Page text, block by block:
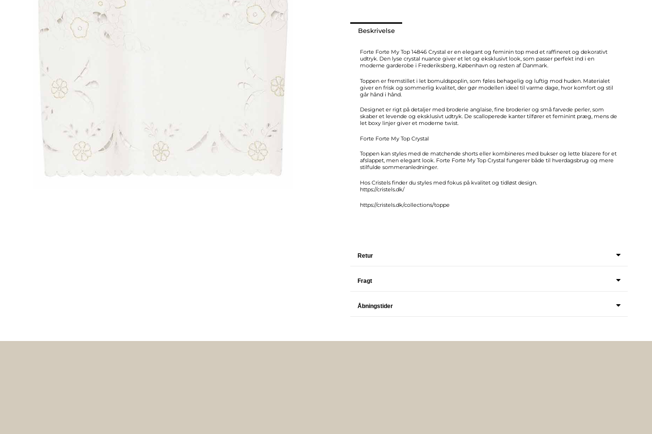
Beskrivelse
Forte Forte My Top 14846 Crystal er en elegant og feminin top med et raffineret og dekorativt
udtryk. Den lyse crystal nuance giver et let og eksklusivt look, som passer perfekt ind i en
moderne garderobe i Frederiksberg, København og resten af Danmark.
Toppen er fremstillet i let bomuldspoplin, som føles behagelig og luftig mod huden. Materialet
giver en frisk og sommerlig kvalitet, der gør modellen ideel til varme dage, hvor komfort og stil
går hånd i hånd.
Designet er rigt på detaljer med broderie anglaise, fine broderier og små farvede perler, som
skaber et levende og eksklusivt udtryk. De scalloperede kanter tilfører et feminint præg, mens de
let boxy linjer giver et moderne twist.
Forte Forte My Top Crystal
Toppen kan styles med de matchende shorts eller kombineres med bukser og lette blazere for et
afslappet, men elegant look. Forte Forte My Top Crystal fungerer både til hverdagsbrug og mere
stilfulde sommeranledninger.
Hos Cristels finder du styles med fokus på kvalitet og tidløst design.
https://cristels.dk/
https://cristels.dk/collections/toppe
Retur
Fragt
Åbningstider